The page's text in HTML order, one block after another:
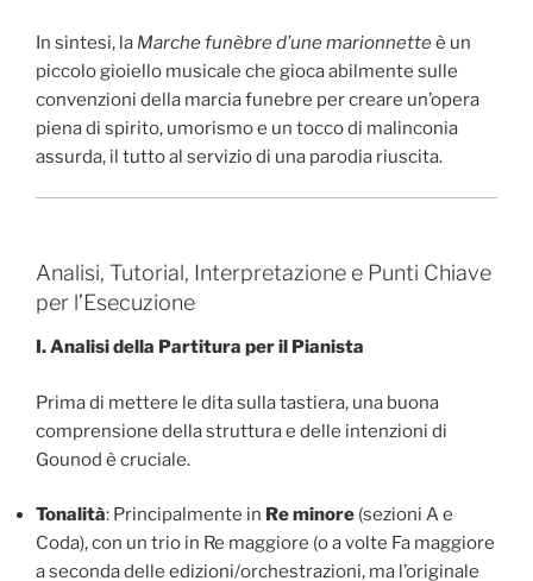
In sintesi, la Marche funèbre d’une marionnetteè un
piccolo gioiello musicale che gioca abilmente sulle
convenzioni della marcia funebre per creare un’opera
piena di spirito, umorismo e un tocco di malinconia
assurda, il tutto al servizio di una parodia riuscita.
Analisi, Tutorial, Interpretazione e Punti Chiave
per l’Esecuzione
I. Analisi della Partitura per il Pianista
Prima di mettere le dita sulla tastiera, una buona
comprensione della struttura e delle intenzioni di
Gounod è cruciale.
Tonalità: Principalmente in Re minore (sezioni A e
Coda), con un trio in Re maggiore (o a volte Fa maggiore
a seconda delle edizioni/orchestrazioni, ma l’originale